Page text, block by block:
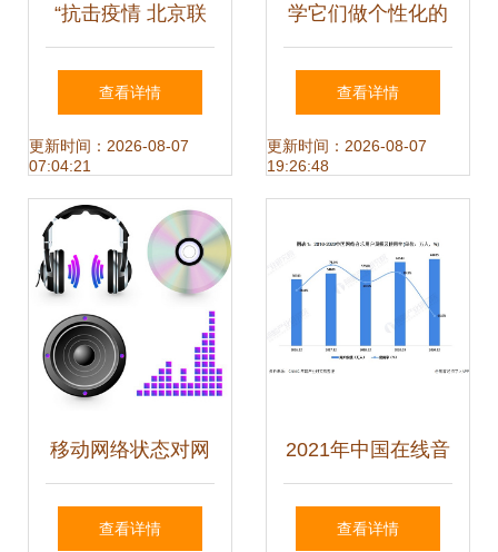
“抗击疫情 北京联
通在行动” 联
通“云”上开课堂 支
撑停课不停学
查看详情
更新时间：2026-08-07
07:04:21
学它们做个性化的
产品，想不红都难
网络音乐服务的破
查看详情
更新时间：2026-08-07
19:26:48
移动网络状态对网
络音乐服务的影响
查看详情
2021年中国在线音
乐行业发展现状分
查看详情